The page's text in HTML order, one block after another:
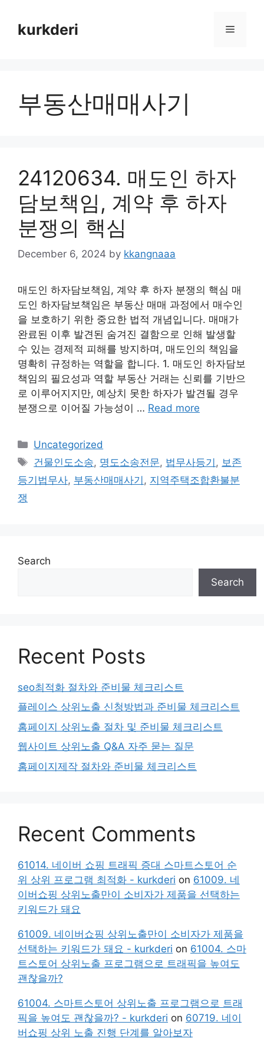
contentkurkderi Menu
부동산매매사기
24120634. 매도인 하자
담보책임, 계약 후 하자
분쟁의 핵심
December 6, 2024 by kkangnaaa
매도인 하자담보책임, 계약 후 하자 분쟁의 핵심 매
도인 하자담보책임은 부동산 매매 과정에서 매수인
을 보호하기 위한 중요한 법적 개념입니다. 매매가
완료된 이후 발견된 숨겨진 결함으로 인해 발생할
수 있는 경제적 피해를 방지하며, 매도인의 책임을
명확히 규정하는 역할을 합니다. 1. 매도인 하자담보
책임의 필요성과 역할 부동산 거래는 신뢰를 기반으
로 이루어지지만, 예상치 못한 하자가 발견될 경우
분쟁으로 이어질 가능성이 … Read more
Categories
Uncategorized
Tags
건물인도소송, 명도소송전문, 법무사등기 , 보존
등기법무사, 부동산매매사기 , 지역주택조합환불분
쟁
Search
Search
Recent Posts
seo최적화 절차와 준비물 체크리스트
플레이스 상위노출 신청방법과 준비물 체크리스트
홈페이지 상위노출 절차 및 준비물 체크리스트
웹사이트 상위노출 Q&A 자주 묻는 질문
홈페이지제작 절차와 준비물 체크리스트
Recent Comments
61014. 네이버 쇼핑 트래픽 증대 스마트스토어 순
위 상위 프로그램 최적화 - kurkderi on 61009. 네
이버쇼핑 상위노출만이 소비자가 제품을 선택하는
키워드가 돼요
61009. 네이버쇼핑 상위노출만이 소비자가 제품을
선택하는 키워드가 돼요 - kurkderi on 61004. 스마
트스토어 상위노출 프로그램으로 트래픽을 높여도
괜찮을까?
61004. 스마트스토어 상위노출 프로그램으로 트래
픽을 높여도 괜찮을까? - kurkderi on 60719. 네이
버쇼핑 상위 노출 진행 단계를 알아보자